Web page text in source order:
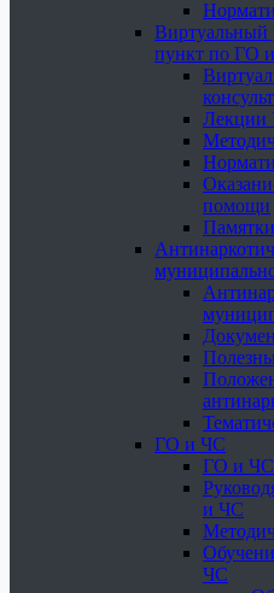
Виртуальный
пункт по ГО
помощи
ГО и ЧС
ГО и ЧС
и ЧС
ЧС